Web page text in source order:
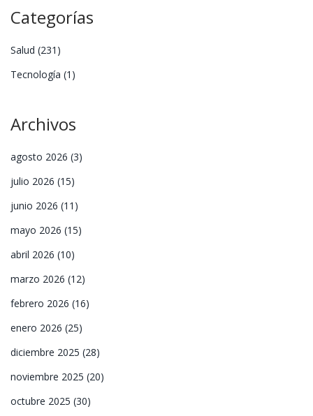
Categorías
Salud (231)
Tecnología (1)
Archivos
agosto 2026 (3)
julio 2026 (15)
junio 2026 (11)
mayo 2026 (15)
abril 2026 (10)
marzo 2026 (12)
febrero 2026 (16)
enero 2026 (25)
diciembre 2025 (28)
noviembre 2025 (20)
octubre 2025 (30)